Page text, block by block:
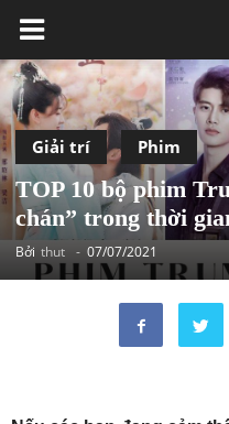
Giải trí Phim
TOP 10 bộ phim
chán” trong thời
Bởi thut - 07/07/2021